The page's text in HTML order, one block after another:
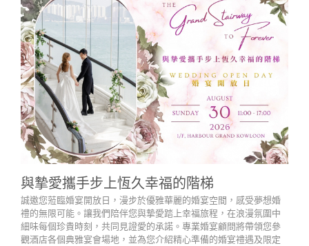
與摯愛攜手步上恆久幸福的階梯
誠邀您蒞臨婚宴開放日，漫步於優雅華麗的婚宴空間，感受夢想婚
禮的無限可能。讓我們陪伴您與摯愛踏上幸福旅程，在浪漫氛圍中
細味每個珍貴時刻，共同見證愛的承諾。專業婚宴顧問將帶領您參
觀酒店各個典雅宴會場地，並為您介紹精心準備的婚宴禮遇及限定